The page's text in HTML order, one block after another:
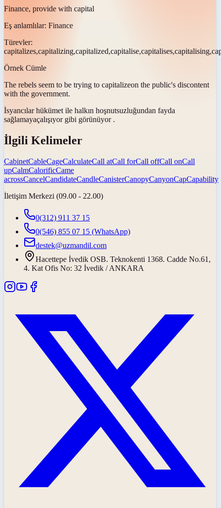
Finance, provide with capital
Eş anlamlılar: Finance
Türevler:
Örnek Cümle
The rebels seem to be trying to capitalizeon the public's discontent
with the government.
İsyancılar hükümet ile halkın hoşnutsuzluğundan fayda
sağlamayaçalışıyor gibi görünüyor .
İlgili Kelimeler
CabinetCableCageCalculateCall atCall forCall offCall onCall
upCalmCalorificCame
acrossCancelCandidateCandleCanisterCanopyCanyonCapCapability
İletişim Merkezi (09.00 - 22.00)
0(312) 911 37 15
0(546) 855 07 15 (WhatsApp)
destek@uzmandil.com
Hacettepe İvedik OSB. Teknokenti 1368. Cadde No.61,
4. Kat Ofis No: 32 İvedik / ANKARA